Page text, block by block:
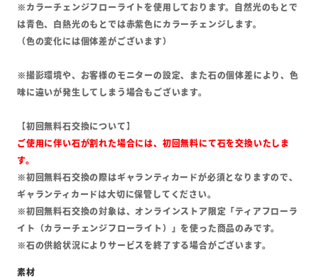
※カラーチェンジフローライトを使用しております。自然光のもとで
は青色、白熱光のもとでは赤紫色にカラーチェンジします。
（色の変化には個体差がございます）
※撮影環境や、お客様のモニターの設定、また石の個体差により、色
味に違いが発生してしまう場合もございます。
【初回無料石交換について】
ご使用に伴い石が割れた場合には、初回無料にて石を交換いたしま
す。
※初回無料石交換の際はギャランティカードが必須となりますので、
ギャランティカードは大切に保管してください。
※初回無料石交換の対象は、オンラインストア限定「ティアフローラ
イト（カラーチェンジフローライト）」を使った商品のみです。
※石の供給状況によりサービスを終了する場合がございます。